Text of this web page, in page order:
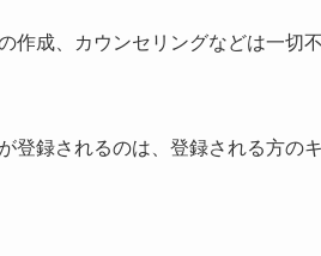
作成、カウンセリングなどは一切
登録されるのは、登録される方の